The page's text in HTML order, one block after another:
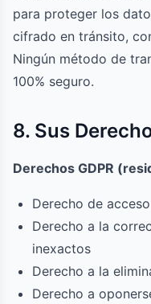
para proteger los
cifrado en tránsito,
Ningún método de
100% seguro.
8. Sus
Derechos GDPR
Derecho de
Derecho a la
inexactos
Derecho a la
Derecho a